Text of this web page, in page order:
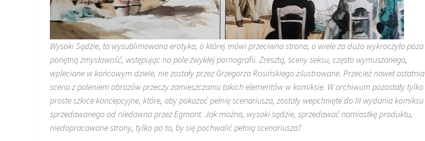
Wysoki Sądzie, ta wysublimowana erotyka, o której mówi przeciwna strona, o wiele za dużo wykroczyła poza
ponętną zmysłowość, wstępując na pole zwykłej pornografii. Zresztą, sceny seksu, często wymuszonego,
wplecione w końcowym dziele, nie zostały przez Grzegorza Rosińskiego zilustrowane. Przecież nawet ostatnia
scena z paleniem obrazów przeczy zamieszczaniu takich elementów w komiksie. W archiwum pozostały tylko
proste szkice koncepcyjne, które, aby pokazać pełnię scenariusza, zostały wepchnięte do III wydania komiksu
sprzedawanego od niedawna przez Egmont. Jak można, wysoki sądzie, sprzedawać namiastkę produktu,
niedopracowane strony, tylko po to, by się pochwalić pełnią scenariusza?